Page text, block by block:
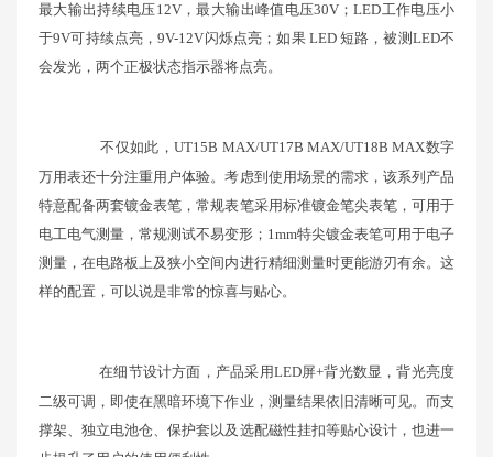
最大输出持续电压12V，最大输出峰值电压30V；LED工作电压小
于9V可持续点亮，9V-12V闪烁点亮；如果 LED 短路，被测LED不
会发光，两个正极状态指示器将点亮。
不仅如此，UT15B MAX/UT17B MAX/UT18B MAX数字
万用表还十分注重用户体验。考虑到使用场景的需求，该系列产品
特意配备两套镀金表笔，常规表笔采用标准镀金笔尖表笔，可用于
电工电气测量，常规测试不易变形；1mm特尖镀金表笔可用于电子
测量，在电路板上及狭小空间内进行精细测量时更能游刃有余。这
样的配置，可以说是非常的惊喜与贴心。
在细节设计方面，产品采用LED屏+背光数显，背光亮度
二级可调，即使在黑暗环境下作业，测量结果依旧清晰可见。而支
撑架、独立电池仓、保护套以及选配磁性挂扣等贴心设计，也进一